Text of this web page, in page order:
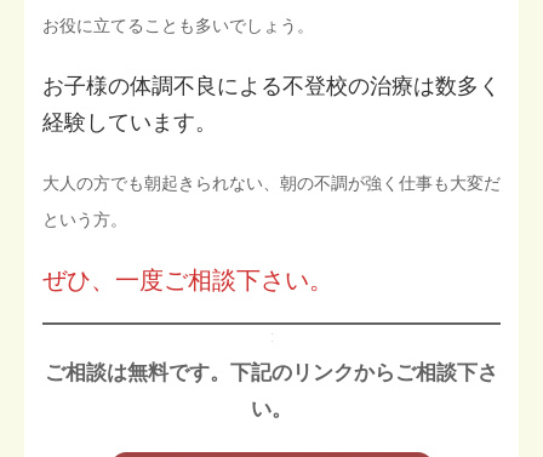
お役に立てることも多いでしょう。
お子様の体調不良による不登校の治療は数多く
経験しています。
大人の方でも朝起きられない、朝の不調が強く仕事も大変だ
という方。
ぜひ、一度ご相談下さい。
ご相談は無料です。下記のリンクからご相談下さ
い。